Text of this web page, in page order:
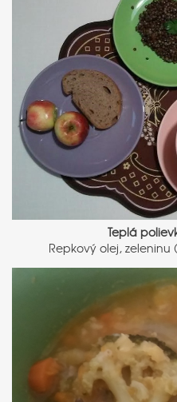
Teplá
Repkový olej, zeleninu